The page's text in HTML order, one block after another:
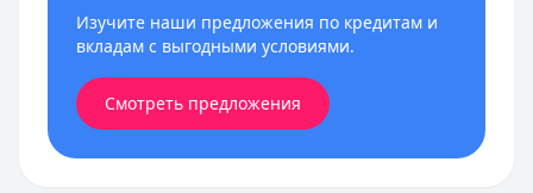
Изучите наши предложения по кредитам и
вкладам с выгодными условиями.
Смотреть предложения